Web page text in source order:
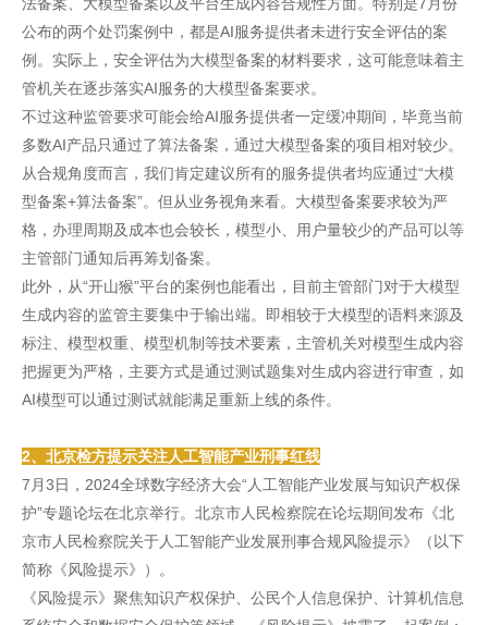
公布的两个处罚案例中，都是AI服务提供者未进行安全评估的案
例。实际上，安全评估为大模型备案的材料要求，这可能意味着主
管机关在逐步落实AI服务的大模型备案要求。
不过这种监管要求可能会给AI服务提供者一定缓冲期间，毕竟当前
多数AI产品只通过了算法备案，通过大模型备案的项目相对较少。
从合规角度而言，我们肯定建议所有的服务提供者均应通过“大模
型备案+算法备案”。但从业务视角来看。大模型备案要求较为严
格，办理周期及成本也会较长，模型小、用户量较少的产品可以等
主管部门通知后再筹划备案。
此外，从“开山猴”平台的案例也能看出，目前主管部门对于大模型
生成内容的监管主要集中于输出端。即相较于大模型的语料来源及
标注、模型权重、模型机制等技术要素，主管机关对模型生成内容
把握更为严格，主要方式是通过测试题集对生成内容进行审查，如
AI模型可以通过测试就能满足重新上线的条件。
2、北京检方提示关注人工智能产业刑事红线
7月3日，2024全球数字经济大会“人工智能产业发展与知识产权保
护”专题论坛在北京举行。北京市人民检察院在论坛期间发布《北
京市人民检察院关于人工智能产业发展刑事合规风险提示》（以下
简称《风险提示》）。
《风险提示》聚焦知识产权保护、公民个人信息保护、计算机信息